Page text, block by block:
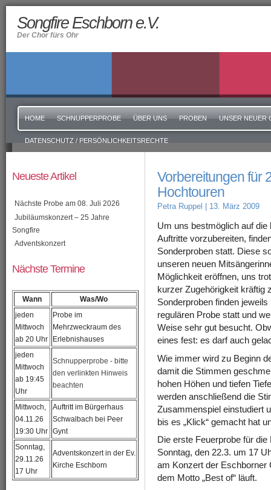
Songfire Eschborn e.V.
Der Chor fürs Ohr
HOME SCHNUPPERPROBE ÜBER UNS PROBEN UNSER NEUER
DATENSCHUTZ / PERSÖNLICHKEITSRECHTE
Vorbereitungen für
Hochtouren
Petra Ruppel | 13. März 2009
Um uns bestmöglich auf die
Auftritte vorzubereiten,
Sonderproben statt. Diese
unseren neuen
Möglichkeit eröffnen, uns
kurzer Zugehörigkeit kräftig
Sonderproben finden
regulären Probe statt und
Weise sehr gut besucht.
eines fest: es darf auch
Wie immer wird zu Beginn
damit die Stimmen
hohen Höhen und tiefen
werden anschließend die
Zusammenspiel einstudiert
bis es „Klick“ gemacht hat
Die erste Feuerprobe für
Sonntag, den 22.3. um 17
am Konzert der Eschborner
dem Motto „Best of“ läuft.
Neueste Artikel
Nächste Probe am 08. Juli 2026
Jubiläumskonzert – 25 Jahre
Songfire
Adventskonzert
Nächste Termine
Wann
Was/Wo
jeden
Mittwoch
ab 20 Uhr
Probe im
Mehrzweckraum des
Erlebnishauses
jeden
Mittwoch
ab 19:45
Uhr
Schnupperprobe - bitte
den verlinkten Hinweis
beachten
Mittwoch,
04.11.26
19:30 Uhr
Auftritt im Bürgerhaus
Schwalbach bei Peer
Gynt
Sonntag,
29.11.26
17 Uhr
Adventskonzert in der Ev.
Kirche Eschborn